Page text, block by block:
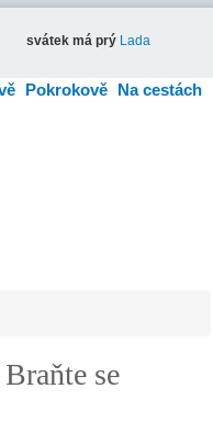
svátek má prý Lada
Pokrokově Na cestách
se